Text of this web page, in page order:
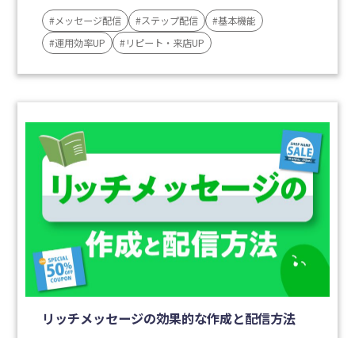
#メッセージ配信 #ステップ配信
#基本機能
#運用効率UP
#リピート・来店UP
リッチメッセージの効果的な作成と配信方法